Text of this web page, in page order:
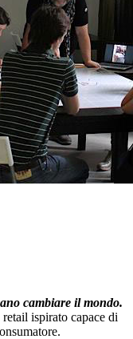
cambiare il mondo.
ispirato capace di